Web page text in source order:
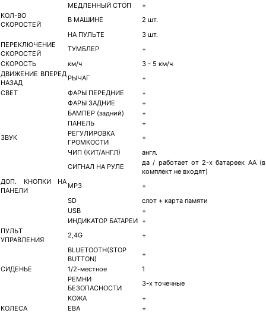
МЕДЛЕННЫЙ СТОП
+
КОЛ-ВО
СКОРОСТЕЙ
В МАШИНЕ
2 шт.
НА ПУЛЬТЕ
3 шт.
ПЕРЕКЛЮЧЕНИЕ
СКОРОСТЕЙ
ТУМБЛЕР
+
СКОРОСТЬ
км/ч
3 - 5 км/ч
ДВИЖЕНИЕ ВПЕРЕД
НАЗАД
РЫЧАГ
+
СВЕТ
ФАРЫ ПЕРЕДНИЕ
+
ФАРЫ ЗАДНИЕ
+
БАМПЕР (задний)
+
ПАНЕЛЬ
+
ЗВУК
РЕГУЛИРОВКА
ГРОМКОСТИ
+
ЧИП (КИТ/АНГЛ)
англ.
СИГНАЛ НА РУЛЕ
да / работает от 2-х батареек АА (в
комплект не входят)
ДОП. КНОПКИ НА
ПАНЕЛИ
MP3
+
SD
слот + карта памяти
USB
+
ИНДИКАТОР БАТАРЕИ +
ПУЛЬТ
УПРАВЛЕНИЯ
2,4G
+
BLUETOOTH(STOP
BUTTON)
+
СИДЕНЬЕ
1/2-местное
1
РЕМНИ
БЕЗОПАСНОСТИ
3-х точечные
КОЖА
+
КОЛЕСА
ЕВА
+